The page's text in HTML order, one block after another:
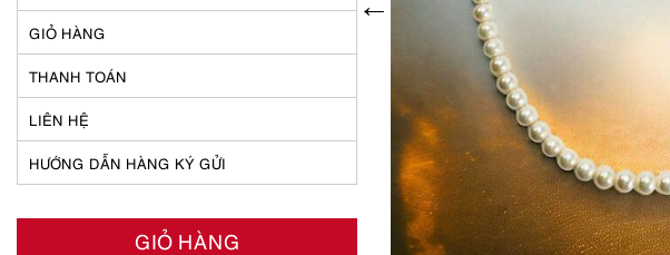
GIỎ HÀNG
THANH TOÁN
LIÊN HỆ
HƯỚNG DẪN HÀNG KÝ GỬI
GIỎ HÀNG